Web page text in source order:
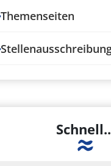
Themenseiten